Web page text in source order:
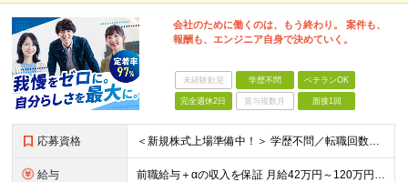
会社のために働くのは、もう終わり。 案件も、
報酬も、エンジニア自身で決めていく。
未経験歓迎 学歴不問 ベテランOK
完全週休2日 賞与複数月 面接1回
応募資格 ＜新規株式上場準備中！＞ 学歴不問／転職回数不問／20代～50代の幅広い年代が活躍中です！ ▼必須要件 何らかのシステム開発経験をお持ちの方（開発・インフラ不問） ▼歓迎条件 プロジェクトマネジメ
給与 前職給与＋αの収入を保証 月給42万円～120万円＋各種手当＋賞与 給与基準が明確かつ高還元です。 一人ひとりが安定した環境のもと、長く活躍できる職場を目指しています。 ※平均年収650万円 ・還